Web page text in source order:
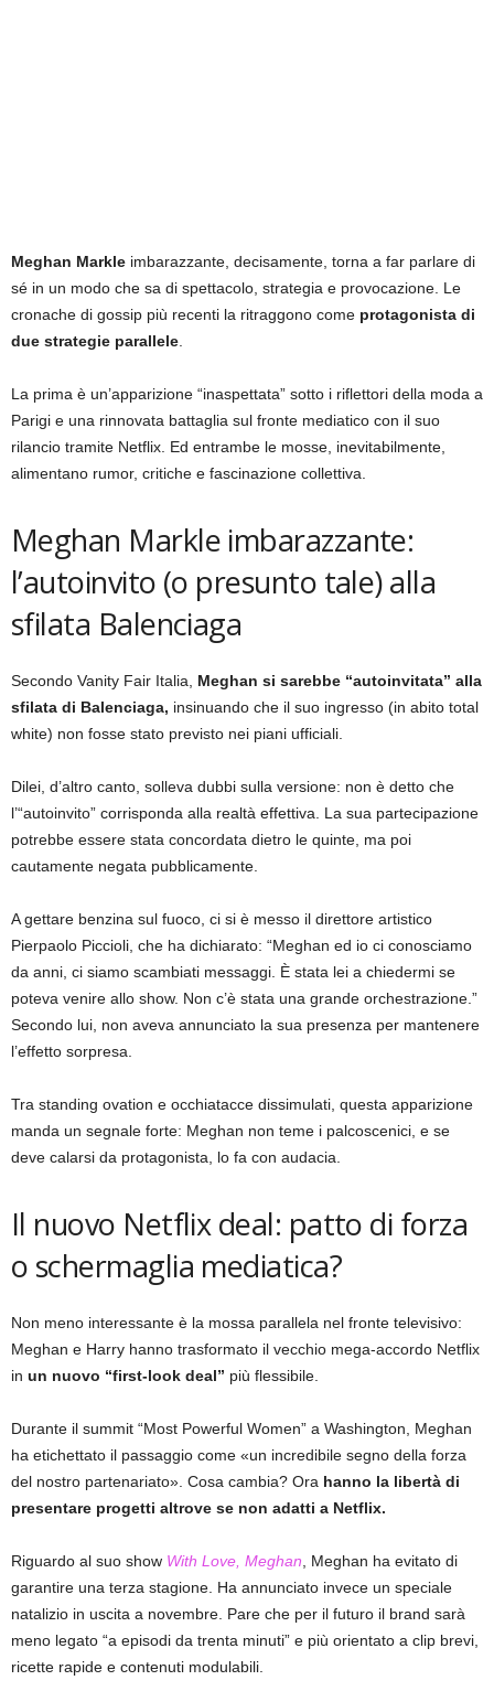
Meghan Markle imbarazzante, decisamente, torna a far parlare di
sé in un modo che sa di spettacolo, strategia e provocazione. Le
cronache di gossip più recenti la ritraggono come protagonista di
due strategie parallele
La prima è un’apparizione “inaspettata” sotto i riflettori della moda a
Parigi e una rinnovata battaglia sul fronte mediatico con il suo
rilancio tramite Netflix. Ed entrambe le mosse, inevitabilmente,
alimentano rumor, critiche e fascinazione collettiva.
Meghan Markle imbarazzante:
l’autoinvito (o presunto tale) alla
sfilata Balenciaga
Secondo Vanity Fair Italia, Meghan si sarebbe “autoinvitata” alla
sfilata di Balenciaga, insinuando che il suo ingresso (in abito total
white) non fosse stato previsto nei piani ufficiali.
Dilei, d’altro canto, solleva dubbi sulla versione: non è detto che
l’“autoinvito” corrisponda alla realtà effettiva. La sua partecipazione
potrebbe essere stata concordata dietro le quinte, ma poi
cautamente negata pubblicamente.
A gettare benzina sul fuoco, ci si è messo il direttore artistico
Pierpaolo Piccioli, che ha dichiarato: “Meghan ed io ci conosciamo
da anni, ci siamo scambiati messaggi. È stata lei a chiedermi se
poteva venire allo show. Non c’è stata una grande orchestrazione.”
Secondo lui, non aveva annunciato la sua presenza per mantenere
l’effetto sorpresa.
Tra standing ovation e occhiatacce dissimulati, questa apparizione
manda un segnale forte: Meghan non teme i palcoscenici, e se
deve calarsi da protagonista, lo fa con audacia.
Il nuovo Netflix deal: patto di forza
o schermaglia mediatica?
Non meno interessante è la mossa parallela nel fronte televisivo:
Meghan e Harry hanno trasformato il vecchio mega-accordo Netflix
in un nuovo “first-look deal” più flessibile.
Durante il summit “Most Powerful Women” a Washington, Meghan
ha etichettato il passaggio come «un incredibile segno della forza
del nostro partenariato». Cosa cambia? Ora hanno la libertà di
presentare progetti altrove se non adatti a Netflix.
Riguardo al suo show With Love, Meghan , Meghan ha evitato di
garantire una terza stagione. Ha annunciato invece un speciale
natalizio in uscita a novembre. Pare che per il futuro il brand sarà
meno legato “a episodi da trenta minuti” e più orientato a clip brevi,
ricette rapide e contenuti modulabili.